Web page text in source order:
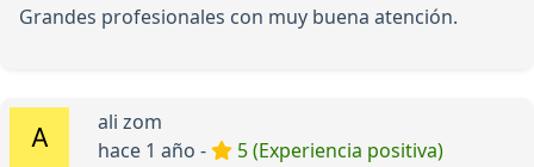
Grandes profesionales con muy buena atención.
ali zom
hace 1 año -
5 (Experiencia positiva)